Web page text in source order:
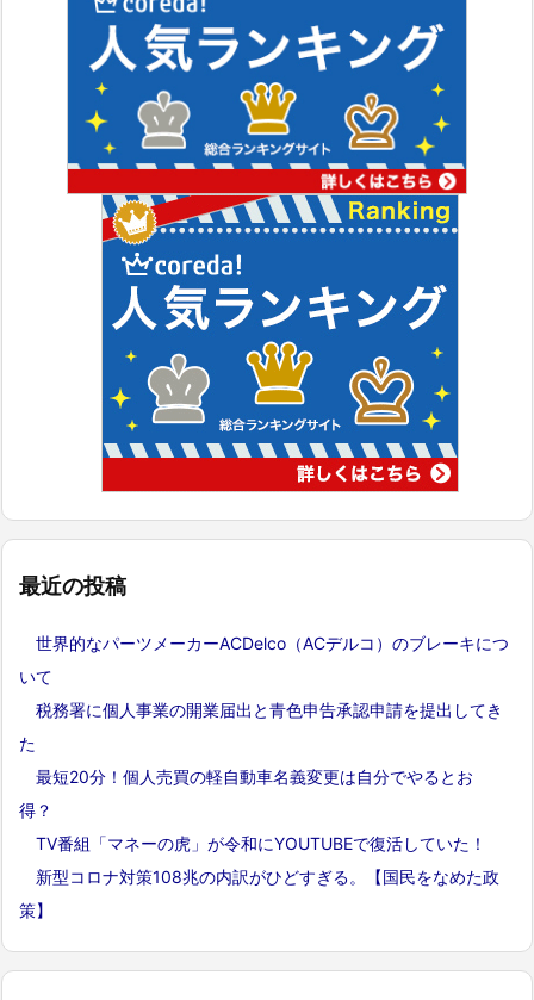
最近の投稿
世界的なパーツメーカーACDelco（ACデルコ）のブレーキにつ
いて
税務署に個人事業の開業届出と青色申告承認申請を提出してき
た
最短20分！個人売買の軽自動車名義変更は自分でやるとお
得？
TV番組「マネーの虎」が令和にYOUTUBEで復活していた！
新型コロナ対策108兆の内訳がひどすぎる。【国民をなめた政
策】